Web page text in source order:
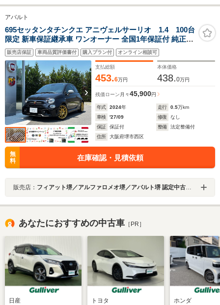
アバルト
695セッタンタチンクエ アニヴェルサーリオ 1.4 100台
限定 新車保証継承車 ワンオーナー 全国1年保証付 純正ド
ラレコ前後 ETC bremboキャリパー Sabeltシート beats
オーディオ ゴールドデカール 17inAW CarPlay/Android
Auto Bluetooth 記録簿付 スペア―有
販売店保証 車両品質評価書付 購入プラン付 オンライン相談可
支払総額
453.6万円
本体価格
438.0万円
残価ローン 月々45,900円
年式 2024年 走行 0.5万km
車検
'27/09 修復
なし
保証
保証付 整備
法定整備付
住所
大阪府堺市西区
無
料
在庫確認・見積依頼
販売店： フィアット堺／アルファロメオ堺／アバルト堺 認定中古車オートエキスパートセンター
あなたにおすすめの中古車 ［PR］
日産 トヨタ ホンダ